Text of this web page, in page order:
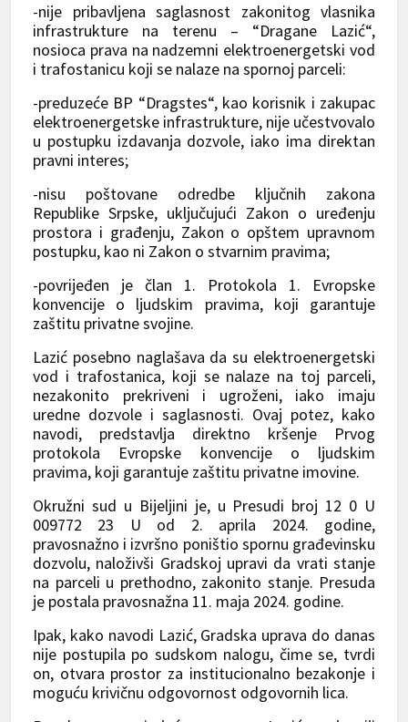
-nije pribavljena saglasnost zakonitog vlasnika
infrastrukture na terenu – “Dragane Lazić“,
nosioca prava na nadzemni elektroenergetski vod
i trafostanicu koji se nalaze na spornoj parceli:
-preduzeće BP “Dragstes“, kao korisnik i zakupac
elektroenergetske infrastrukture, nije učestvovalo
u postupku izdavanja dozvole, iako ima direktan
pravni interes;
-nisu poštovane odredbe ključnih zakona
Republike Srpske, uključujući Zakon o uređenju
prostora i građenju, Zakon o opštem upravnom
postupku, kao ni Zakon o stvarnim pravima;
-povrijeđen je član 1. Protokola 1. Evropske
konvencije o ljudskim pravima, koji garantuje
zaštitu privatne svojine.
Lazić posebno naglašava da su elektroenergetski
vod i trafostanica, koji se nalaze na toj parceli,
nezakonito prekriveni i ugroženi, iako imaju
uredne dozvole i saglasnosti. Ovaj potez, kako
navodi, predstavlja direktno kršenje Prvog
protokola Evropske konvencije o ljudskim
pravima, koji garantuje zaštitu privatne imovine.
Okružni sud u Bijeljini je, u Presudi broj 12 0 U
009772 23 U od 2. aprila 2024. godine,
pravosnažno i izvršno poništio spornu građevinsku
dozvolu, naloživši Gradskoj upravi da vrati stanje
na parceli u prethodno, zakonito stanje. Presuda
je postala pravosnažna 11. maja 2024. godine.
Ipak, kako navodi Lazić, Gradska uprava do danas
nije postupila po sudskom nalogu, čime se, tvrdi
on, otvara prostor za institucionalno bezakonje i
moguću krivičnu odgovornost odgovornih lica.